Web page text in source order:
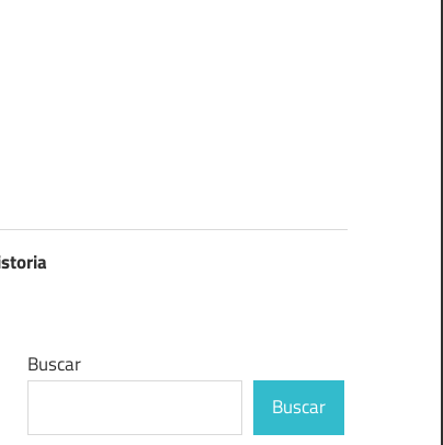
Buscar
Buscar